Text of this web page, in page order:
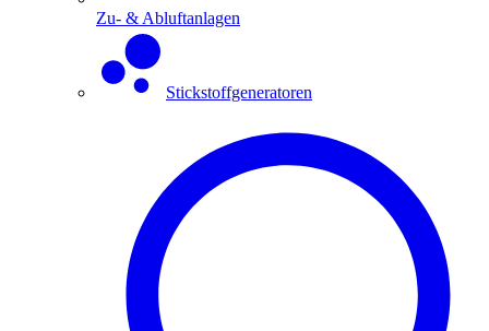
Zu- & Abluftanlagen
Stickstoffgeneratoren